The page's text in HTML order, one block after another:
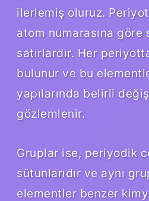
ilerlemiş oluruz.
atom numarasına göre
satırlardır. Her
bulunur ve bu
yapılarında belirli
gözlemlenir.
Gruplar ise, periyodik
sütunlarıdır ve aynı
elementler benzer